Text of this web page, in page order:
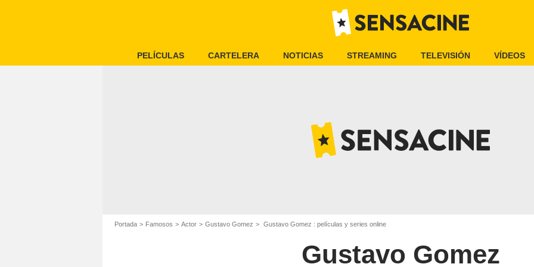
PELÍCULAS CARTELERA NOTICIAS STREAMING TELEVISIÓN VÍDEOS
Portada Famosos Actor Gustavo Gomez Gustavo Gomez : películas y series online
Gustavo Gomez